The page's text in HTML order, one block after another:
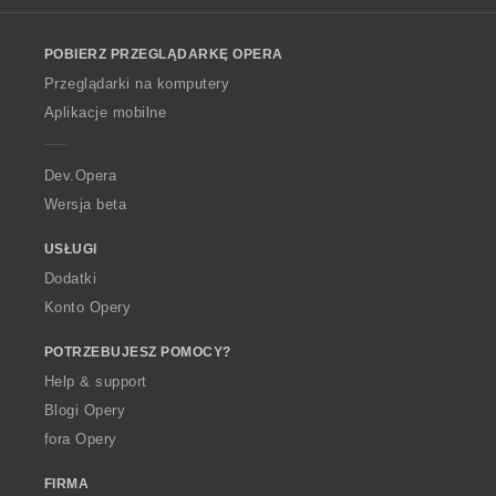
w
O
p
a
POBIERZ PRZEGLĄDARKĘ OPERA
Przeglądarki na komputery
Aplikacje mobilne
Dev.Opera
Wersja beta
USŁUGI
Dodatki
Konto Opery
POTRZEBUJESZ POMOCY?
Help & support
Blogi Opery
fora Opery
FIRMA